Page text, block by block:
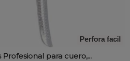
Perfora facil
Profesional para cuero,...